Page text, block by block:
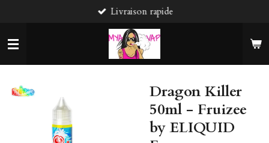
contenu
principal
Livraison rapide
Dragon Killer
50ml - Fruizee
by ELIQUID